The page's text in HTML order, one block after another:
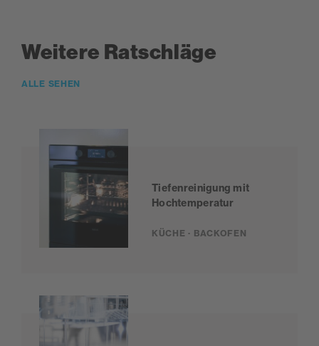
Weitere Ratschläge
ALLE SEHEN
Tiefenreinigung mit
Hochtemperatur
KÜCHE · BACKOFEN